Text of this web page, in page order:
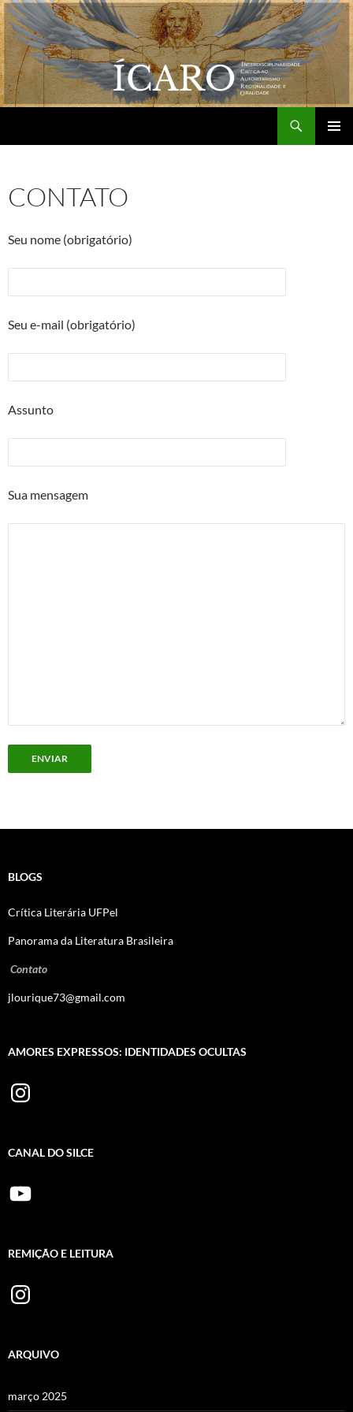
Pular
para
o
conteúdo
CONTATO
Seu nome (obrigatório)
Seu e-mail (obrigatório)
Assunto
Sua mensagem
BLOGS
Crítica Literária UFPel
Panorama da Literatura Brasileira
Contato
jlourique73@gmail.com
AMORES EXPRESSOS: IDENTIDADES OCULTAS
Instagram
CANAL DO SILCE
YouTube
REMIÇÃO E LEITURA
Instagram
ARQUIVO
março 2025